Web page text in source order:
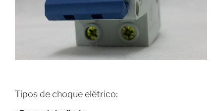
Tipos de choque elétrico: